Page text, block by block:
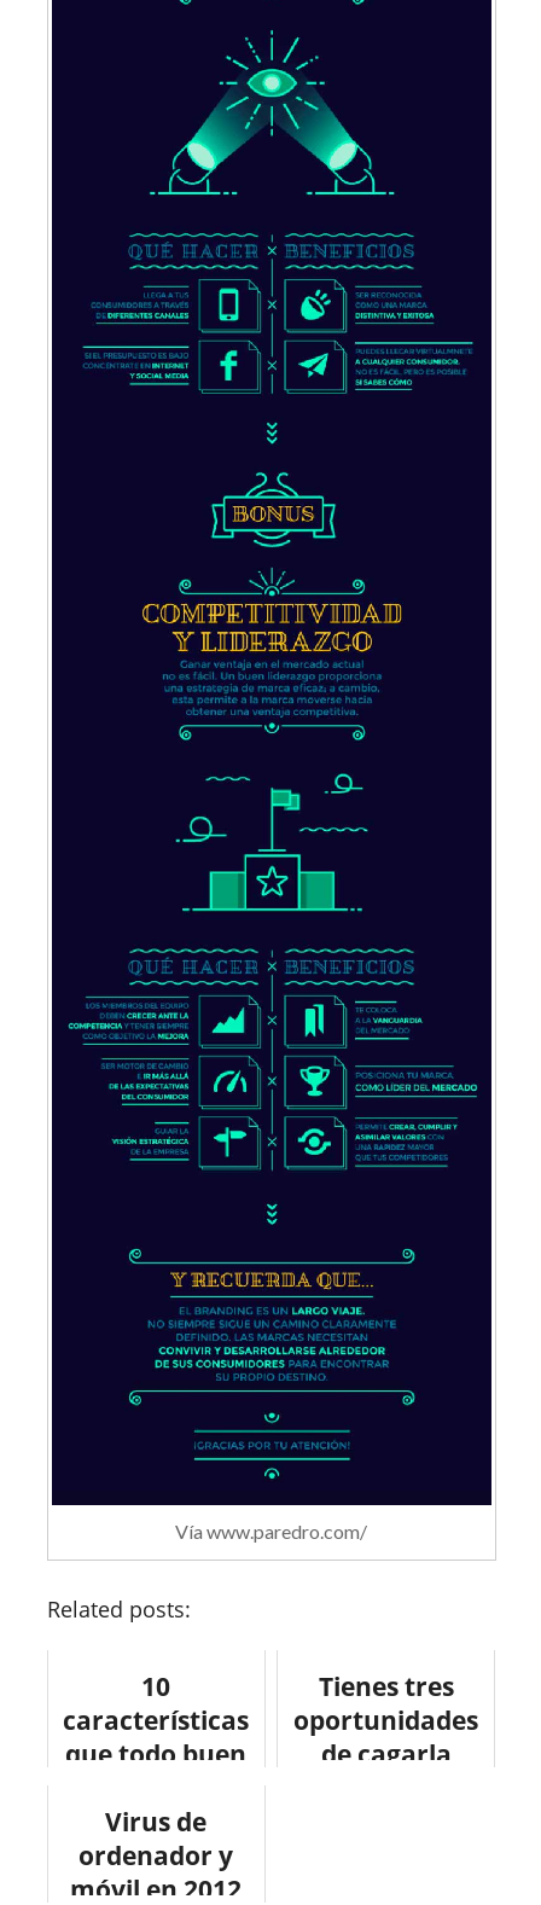
Vía www.paredro.com/
Related posts:
10
características
que todo buen
manager debe
poseer.
#infografía
Tienes tres
oportunidades
de cagarla
Virus de
ordenador y
móvil en 2012